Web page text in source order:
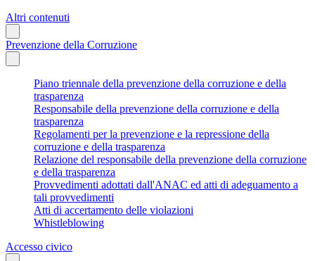
Altri contenuti
Prevenzione della Corruzione
Piano triennale della prevenzione della corruzione e della
trasparenza
Responsabile della prevenzione della corruzione e della
trasparenza
Regolamenti per la prevenzione e la repressione della
corruzione e della trasparenza
Relazione del responsabile della prevenzione della corruzione
e della trasparenza
Provvedimenti adottati dall'ANAC ed atti di adeguamento a
tali provvedimenti
Atti di accertamento delle violazioni
Whistleblowing
Accesso civico